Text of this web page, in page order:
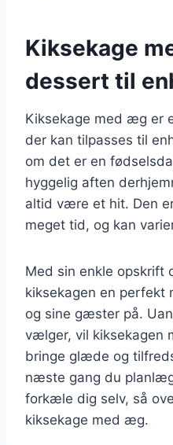
Kiksekage
dessert til
Kiksekage med æg er
der kan tilpasses til
om det er en
hyggelig aften
altid være et hit. Den
meget tid, og kan
Med sin enkle opskrift
kiksekagen en
og sine gæster på.
vælger, vil kiksekagen
bringe glæde og
næste gang du
forkæle dig selv, så
kiksekage med æg.